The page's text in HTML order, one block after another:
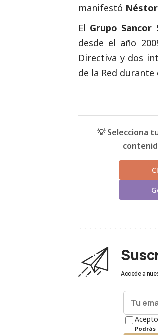
manifestó
El Grupo Sancor
desde el año
Directiva y dos
de la Red durante
💡 Selecciona
Accede a